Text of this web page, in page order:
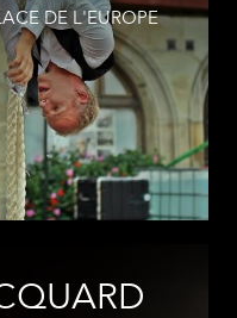
DE L'EUROPE